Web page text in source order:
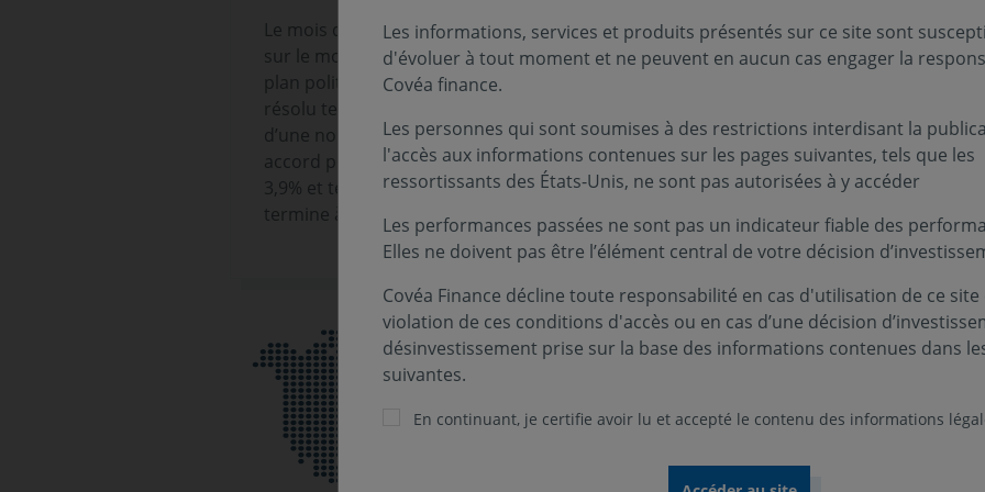
Le mois de janvier n’aura pas apporté de nouveautés économiques majeures : la
sur le mois, dans la continuité de celles de l’année passée, illustre le contexte
plan politique, le blocage sur la question du financement du gouvernement fédéral
résolu temporairement à la fin du mois, et des avancées ont été enregistrées en
d’une nouvelle coalition. En Asie, des développements encourageants ont émergé
accord pour une reprise du dialogue officiel. Sur le marché des changes, l’euro s’est
3,9% et termine le mois à près de 1,25 dollar pour un euro. Le prix du baril de pétrole
termine à 69 dollars.
Amérique
, les données publiées sur le mois
favorable de la conjoncture économique. Ainsi, la
a été une nouvelle fois robuste, soutenue par une
portant le rythme annuel de progression de l’activité
Les informations, services et produits présentés sur ce site sont
d'évoluer à tout moment et ne peuvent en aucun cas engager la
Covéa finance.
Les personnes qui sont soumises à des restrictions interdisant la
l'accès aux informations contenues sur les pages suivantes, tels que les
ressortissants des États-Unis, ne sont pas autorisées à y accéder
Les performances passées ne sont pas un indicateur fiable des
Elles ne doivent pas être l’élément central de votre décision
Covéa Finance décline toute responsabilité en cas d'utilisation de ce
violation de ces conditions d'accès ou en cas d’une décision
désinvestissement prise sur la base des informations contenues dans
suivantes.
En continuant, je certifie avoir lu et accepté le contenu des informations